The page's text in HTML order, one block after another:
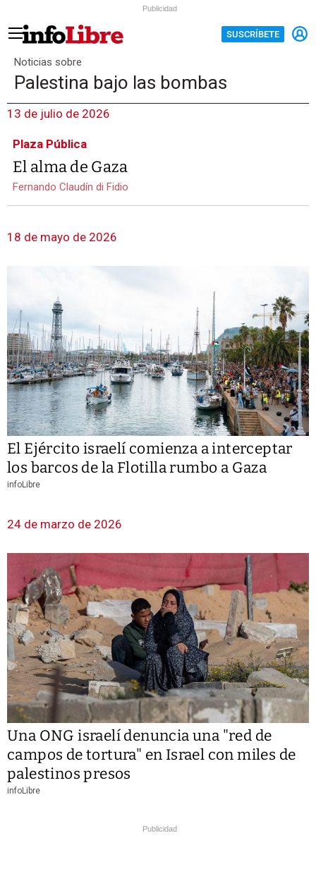
Publicidad
SUSCRÍBETE
Noticias sobre
Palestina bajo las bombas
13 de julio de 2026
Plaza Pública
El alma de Gaza
Fernando Claudín di Fidio
18 de mayo de 2026
El Ejército israelí comienza a interceptar
los barcos de la Flotilla rumbo a Gaza
infoLibre
24 de marzo de 2026
Una ONG israelí denuncia una "red de
campos de tortura" en Israel con miles de
palestinos presos
infoLibre
Publicidad